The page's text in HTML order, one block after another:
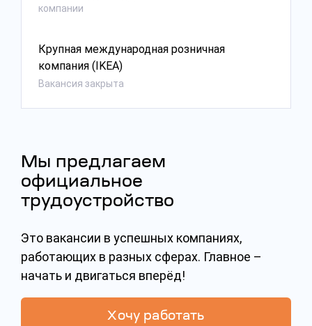
компании
Крупная международная розничная
компания (IKEA)
Вакансия закрыта
Мы предлагаем
официальное
трудоустройство
Это вакансии в успешных компаниях,
работающих в разных сферах. Главное –
начать и двигаться вперёд!
Хочу работать